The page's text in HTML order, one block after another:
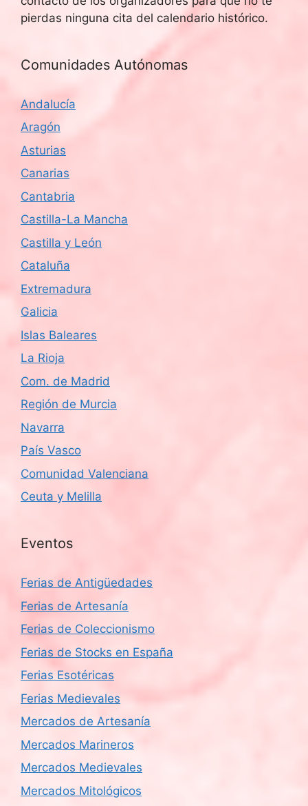
pierdas ninguna cita del calendario histórico.
Comunidades Autónomas
Andalucía
Aragón
Asturias
Canarias
Cantabria
Castilla-La Mancha
Castilla y León
Cataluña
Extremadura
Galicia
Islas Baleares
La Rioja
Com. de Madrid
Región de Murcia
Navarra
País Vasco
Comunidad Valenciana
Ceuta y Melilla
Eventos
Ferias de Antigüedades
Ferias de Artesanía
Ferias de Coleccionismo
Ferias de Stocks en España
Ferias Esotéricas
Ferias Medievales
Mercados de Artesanía
Mercados Marineros
Mercados Medievales
Mercados Mitológicos